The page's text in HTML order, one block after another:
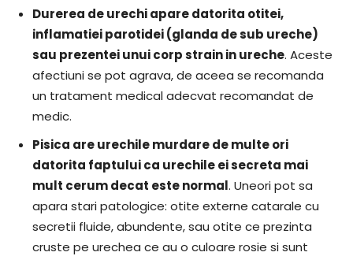
Durerea de urechi apare datorita otitei,
inflamatiei parotidei (glanda de sub ureche)
sau prezentei unui corp strain in ureche. Aceste
afectiuni se pot agrava, de aceea se recomanda
un tratament medical adecvat recomandat de
medic.
Pisica are urechile murdare de multe ori
datorita faptului ca urechile ei secreta mai
mult cerum decat este normal. Uneori pot sa
apara stari patologice: otite externe catarale cu
secretii fluide, abundente, sau otite ce prezinta
cruste pe urechea ce au o culoare rosie si sunt